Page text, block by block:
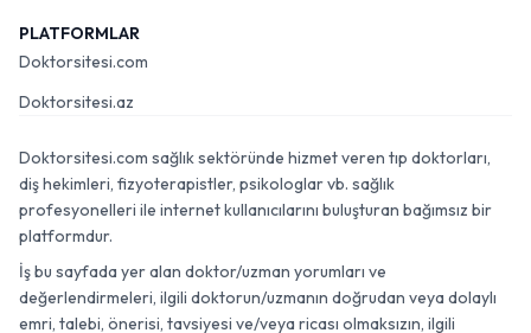
PLATFORMLAR
Doktorsitesi.com
Doktorsitesi.az
Doktorsitesi.com sağlık sektöründe hizmet veren tıp doktorları,
diş hekimleri, fizyoterapistler, psikologlar vb. sağlık
profesyonelleri ile internet kullanıcılarını buluşturan bağımsız bir
platformdur.
İş bu sayfada yer alan doktor/uzman yorumları ve
değerlendirmeleri, ilgili doktorun/uzmanın doğrudan veya dolaylı
emri, talebi, önerisi, tavsiyesi ve/veya ricası olmaksızın, ilgili